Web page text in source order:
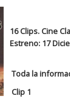
16 Clips. Cine
Estreno: 17
Toda la
Clip 1